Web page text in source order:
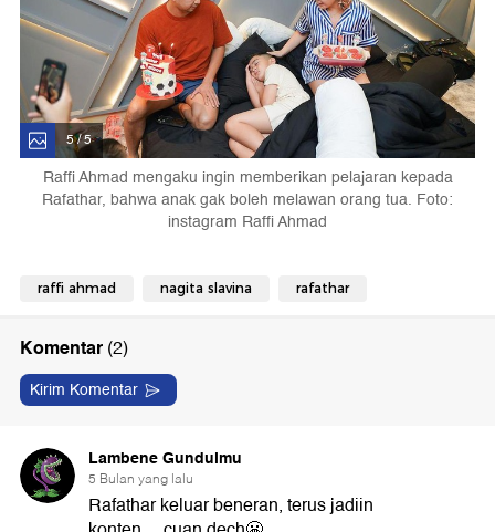
5 / 5
Raffi Ahmad mengaku ingin memberikan pelajaran kepada
Rafathar, bahwa anak gak boleh melawan orang tua. Foto:
instagram Raffi Ahmad
raffi ahmad nagita slavina rafathar